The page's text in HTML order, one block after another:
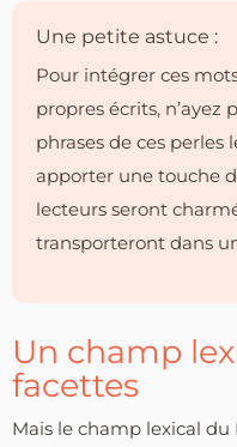
Une petite astuce :
Pour intégrer ces
propres écrits, n’ayez
phrases de ces perles
apporter une touche
lecteurs seront
transporteront dans
Un champ
facettes
Mais le champ lexical